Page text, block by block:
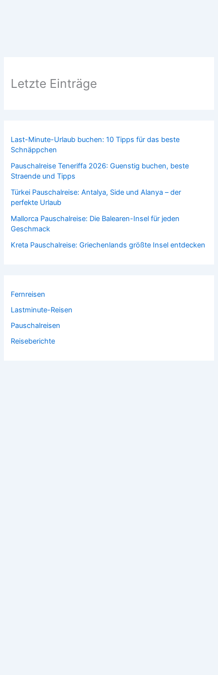
Letzte Einträge
Last-Minute-Urlaub buchen: 10 Tipps für das beste
Schnäppchen
Pauschalreise Teneriffa 2026: Guenstig buchen, beste
Straende und Tipps
Türkei Pauschalreise: Antalya, Side und Alanya – der
perfekte Urlaub
Mallorca Pauschalreise: Die Balearen-Insel für jeden
Geschmack
Kreta Pauschalreise: Griechenlands größte Insel entdecken
Fernreisen
Lastminute-Reisen
Pauschalreisen
Reiseberichte